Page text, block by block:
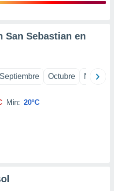
San Sebastian en
Septiembre Octubre
Min: 20°C